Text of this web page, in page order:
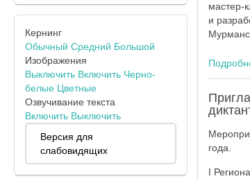
мастер-
и
года.
I
Кернинг
Обычный Средний Большой
Изображения
Выключить Включить Черно-
белые Цветные
Озвучивание текста
Включить Выключить
Версия для
слабовидящих